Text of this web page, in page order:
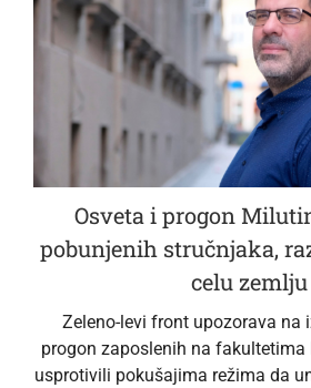
Osveta i progon
pobunjenih stručnjaka,
celu zemlju
Zeleno-levi front upozorava na
progon zaposlenih na fakultetima
usprotivili pokušajima režima da